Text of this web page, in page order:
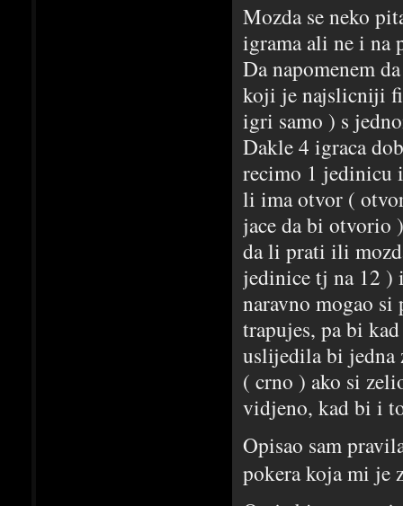
Mozda se neko
igrama ali ne i na
Da napomenem
koji je najslicniji
igri samo ) s
Dakle 4 igraca
recimo 1 jedinicu
li ima otvor (
jace da bi otvorio
da li prati ili
jedinice tj na 12 )
naravno mogao
trapujes, pa bi
uslijedila bi jedna
( crno ) ako si
vidjeno, kad bi i
Opisao sam
pokera koja mi